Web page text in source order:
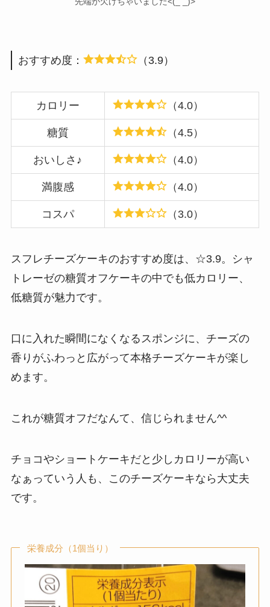
おすすめ度： （3.9）
カロリー （4.0）
糖質 （4.5）
おいしさ♪ （4.0）
満腹感 （4.0）
コスパ （3.0）
スフレチーズケーキのおすすめ度は、☆3.9。シャ
トレーゼの糖質オフケーキの中でも低カロリー、
低糖質が魅力です。
口に入れた瞬間になくなるスポンジに、チーズの
香りがふわっと広がって本格チーズケーキが楽し
めます。
これが糖質オフだなんて、信じられません^^
チョコやショートケーキだと少しカロリーが高い
なぁっていう人も、このチーズケーキなら大丈夫
です。
栄養成分（1個当り）